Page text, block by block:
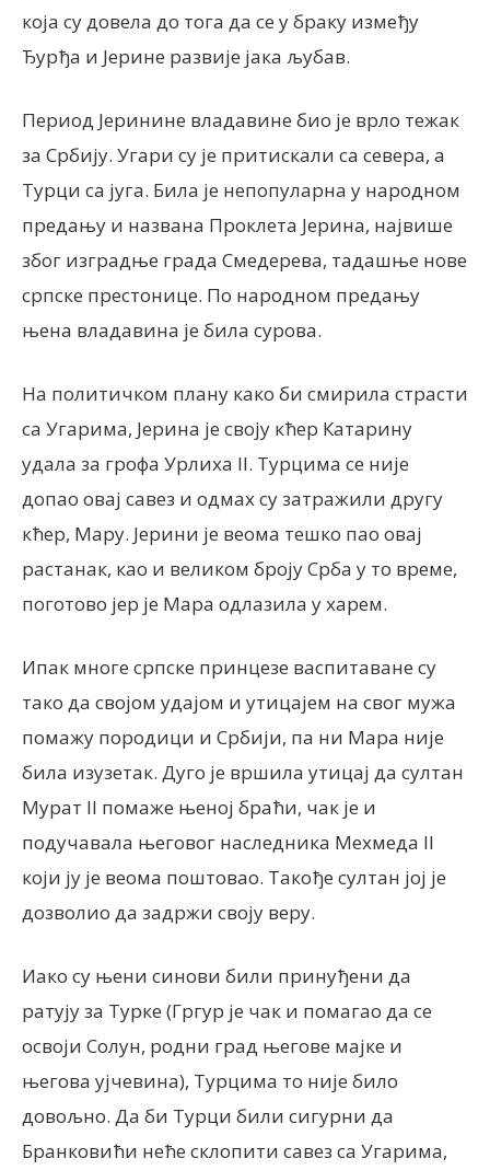
која су довела до тога да се у браку између
Ђурђа и Јерине развије јака љубав.
Период Јеринине владавине био је врло тежак
за Србију. Угари су је притискали са севера, а
Турци са југа. Била је непопуларна у народном
предању и названа Проклета Јерина, највише
због изградње града Смедерева, тадашње нове
српске престонице. По народном предању
њена владавина је била сурова.
На политичком плану како би смирила страсти
са Угарима, Јерина је своју кћер Катарину
удала за грофа Урлиха II. Турцима се није
допао овај савез и одмах су затражили другу
кћер, Мару. Јерини је веома тешко пао овај
растанак, као и великом броју Срба у то време,
поготово јер је Мара одлазила у харем.
Ипак многе српске принцезе васпитаване су
тако да својом удајом и утицајем на свог мужа
помажу породици и Србији, па ни Мара није
била изузетак. Дуго је вршила утицај да султан
Мурат II помаже њеној браћи, чак је и
подучавала његовог наследника Мехмеда II
који ју је веома поштовао. Такође султан јој је
дозволио да задржи своју веру.
Иако су њени синови били принуђени да
ратују за Турке (Гргур је чак и помагао да се
освоји Солун, родни град његове мајке и
његова ујчевина), Турцима то није било
довољно. Да би Турци били сигурни да
Бранковићи неће склопити савез са Угарима,